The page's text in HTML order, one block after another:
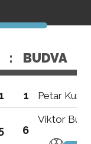
: BUDVA
1 Petar
6
Viktor